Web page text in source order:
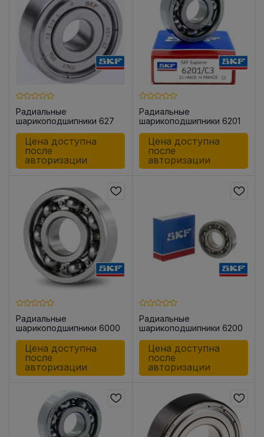
Радиальные
шарикоподшипники 627
Цена доступна
после
авторизации
Радиальные
шарикоподшипники 6201
Цена доступна
после
авторизации
Радиальные
шарикоподшипники 6000
Цена доступна
после
авторизации
Радиальные
шарикоподшипники 6200
Цена доступна
после
авторизации